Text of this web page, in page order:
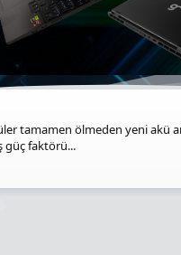
tamamen ölmeden yeni akü
güç faktörü...